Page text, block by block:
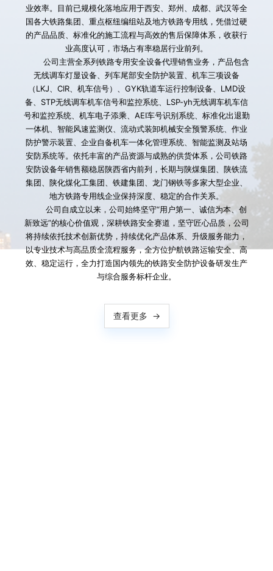
业效率。目前已规模化落地应用于西安、郑州、成都、武汉等全
国各大铁路集团、重点枢纽编组站及地方铁路专用线，凭借过硬
的产品品质、标准化的施工流程与高效的售后保障体系，收获行
业高度认可，市场占有率稳居行业前列。
无线调车灯显设备、列车尾部安全防护装置、机车三项设备
（LKJ、CIR、机车信号）、GYK轨道车运行控制设备、LMD设
备、STP无线调车机车信号和监控系统、LSP-yh无线调车机车信
号和监控系统、机车电子添乘、AEI车号识别系统、标准化出退勤
一体机、智能风速监测仪、流动式装卸机械安全预警系统、作业
防护警示装置、企业自备机车一体化管理系统、智能监测及站场
安防系统等。依托丰富的产品资源与成熟的供货体系，公司铁路
安防设备年销售额稳居陕西省内前列，长期与陕煤集团、陕铁流
集团、陕化煤化工集团、铁建集团、龙门钢铁等多家大型企业、
地方铁路专用线企业保持深度、稳定的合作关系。
新致远”的核心价值观，深耕铁路安全赛道，坚守匠心品质，公司
将持续依托技术创新优势，持续优化产品体系、升级服务能力，
以专业技术与高品质全流程服务，全方位护航铁路运输安全、高
效、稳定运行，全力打造国内领先的铁路安全防护设备研发生产
与综合服务标杆企业。
查看更多 →